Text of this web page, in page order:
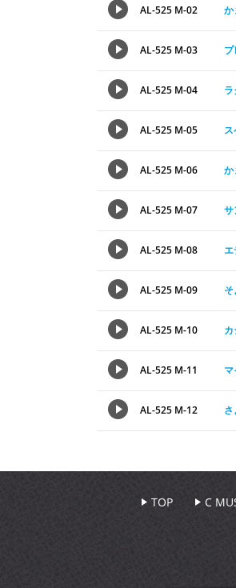
AL-525 M-02 か
AL-525 M-03
AL-525 M-04
AL-525 M-05
AL-525 M-06 か
AL-525 M-07 サ
AL-525 M-08 エ
AL-525 M-09
AL-525 M-10 カ
AL-525 M-11
AL-525 M-12
TOP C